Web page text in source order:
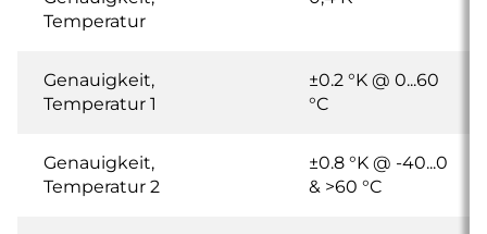
Temperatur
Genauigkeit,
Temperatur 1
±0.2 °K @ 0...60
°C
Genauigkeit,
Temperatur 2
±0.8 °K @ -40...0
& >60 °C